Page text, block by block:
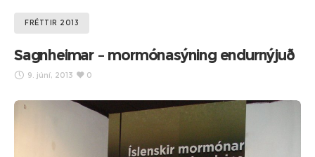
FRÉTTIR 2013
Sagnheimar – mormónasýning endurnýjuð
9. júní, 2013 0